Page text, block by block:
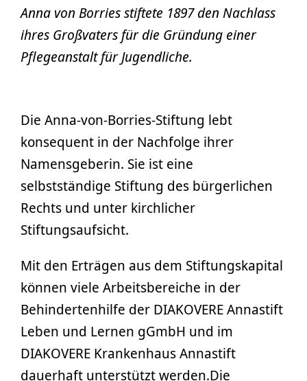
Anna von Borries stiftete 1897 den Nachlass
ihres Großvaters für die Gründung einer
Pflegeanstalt für Jugendliche.
Die Anna-von-Borries-Stiftung lebt
konsequent in der Nachfolge ihrer
Namensgeberin. Sie ist eine
selbstständige Stiftung des bürgerlichen
Rechts und unter kirchlicher
Stiftungsaufsicht.
Mit den Erträgen aus dem Stiftungskapital
können viele Arbeitsbereiche in der
Behindertenhilfe der DIAKOVERE Annastift
Leben und Lernen gGmbH und im
DIAKOVERE Krankenhaus Annastift
dauerhaft unterstützt werden.Die